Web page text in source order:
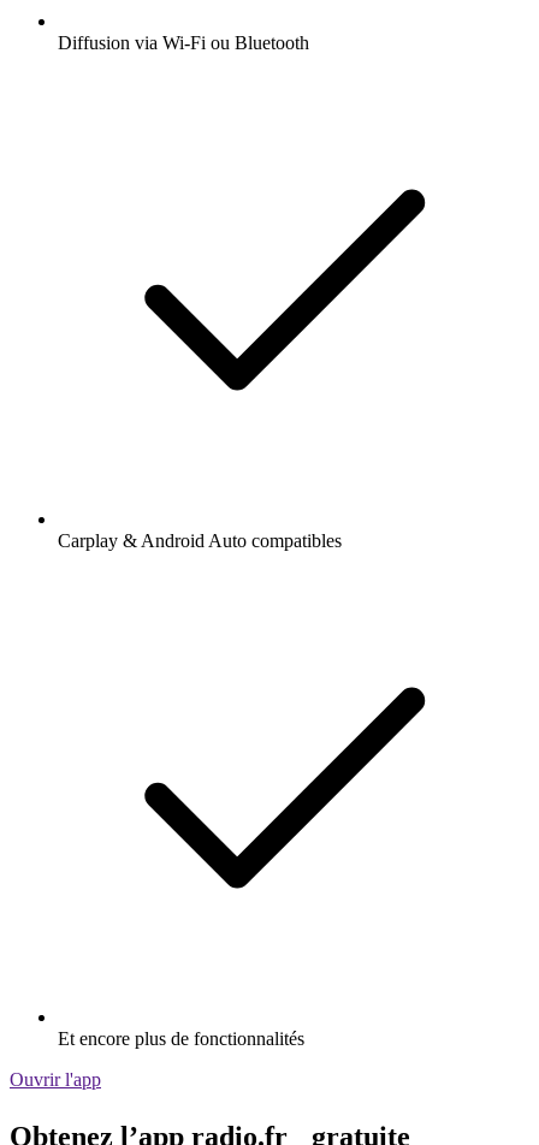
Diffusion via Wi-Fi ou Bluetooth
Carplay & Android Auto compatibles
Et encore plus de fonctionnalités
Ouvrir l'app
Obtenez l’app radio.fr gratuite